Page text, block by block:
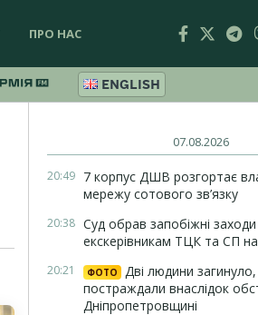
ПРО НАС
ENGLISH
07.08.2026
20:49 7 корпус ДШВ розгортає
мережу сотового зв’язку
20:38 Суд обрав запобіжні
екскерівникам ТЦК та СП на
20:21 ФОТО
Дві людини
постраждали внаслідок
Дніпропетровщині